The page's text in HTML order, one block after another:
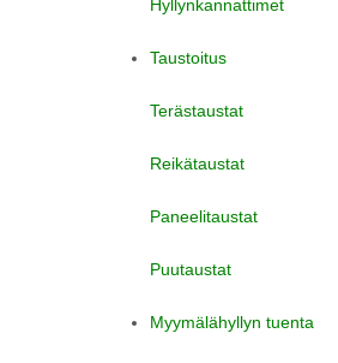
Hyllynkannattimet
Taustoitus
Terästaustat
Reikätaustat
Paneelitaustat
Puutaustat
Myymälähyllyn tuenta